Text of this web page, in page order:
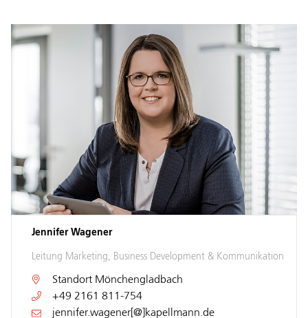
Jennifer Wagener
Leitung Marketing, Business Development & Kommunikation
Standort Mönchengladbach
+49 2161 811-754
jennifer.wagener[@]kapellmann.de